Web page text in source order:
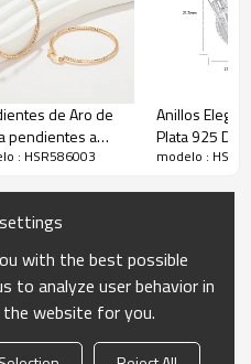
de Aro de
pendientes a
pendientes
: HSR586003
Anillos
Plata 925 De
Con Circonita
modelo :
with the best possible
to analyze user behavior in
website for you.